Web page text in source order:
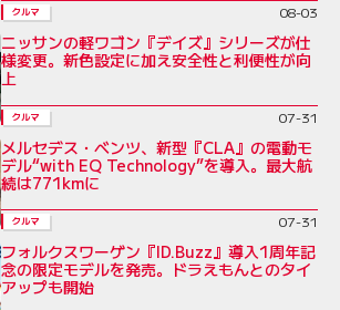
クルマ 08-03
ニッサンの軽ワゴン『デイズ』シリーズが仕
様変更。新色設定に加え安全性と利便性が向
上
クルマ 07-31
メルセデス・ベンツ、新型『CLA』の電動モ
デル“with EQ Technology”を導入。最大航
続は771kmに
クルマ 07-31
フォルクスワーゲン『ID.Buzz』導入1周年記
念の限定モデルを発売。ドラえもんとのタイ
アップも開始